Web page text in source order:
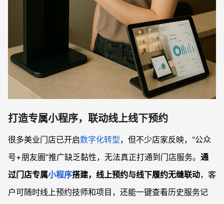
打造专属小程序，联动线上线下预约
很多美业门店已开启数字化转型，但不少店家反映，“公众
号+朋友圈”推广缺乏黏性，无法真正打通到门店服务。 通
过门店专属小程序搭建，线上预约与线下履约无缝联动，客
户可随时线上预约技师和项目，还能一键查看历史服务记